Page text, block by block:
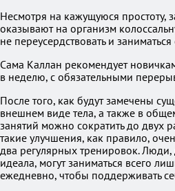
Несмотря на кажущуюся простоту,
оказывают на организм
не переусердствовать и
Сама Каллан рекомендует
в неделю, с обязательными
После того, как будут замечены
внешнем виде тела, а также в
занятий можно сократить до двух
такие улучшения, как правило,
два регулярных тренировок.
идеала, могут заниматься всего
ежедневно, чтобы поддерживать